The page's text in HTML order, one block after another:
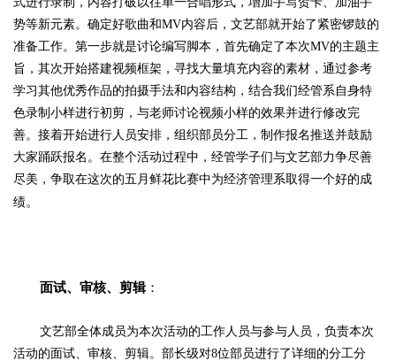
势等新元素。确定好歌曲和MV内容后，文艺部就开始了紧密锣鼓的
准备工作。第一步就是讨论编写脚本，首先确定了本次MV的主题主
旨，其次开始搭建视频框架，寻找大量填充内容的素材，通过参考
学习其他优秀作品的拍摄手法和内容结构，结合我们经管系自身特
色录制小样进行初剪，与老师讨论视频小样的效果并进行修改完
善。接着开始进行人员安排，组织部员分工，制作报名推送并鼓励
大家踊跃报名。在整个活动过程中，经管学子们与文艺部力争尽善
尽美，争取在这次的五月鲜花比赛中为经济管理系取得一个好的成
绩。
面试、审核、剪辑：
文艺部全体成员为本次活动的工作人员与参与人员，负责本次
活动的面试、审核、剪辑。部长级对8位部员进行了详细的分工分